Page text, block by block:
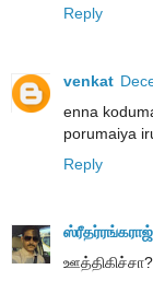
Reply
venkat
enna
porumaiya
Reply
ஸ்ரீதர்ரங்கராஜ்